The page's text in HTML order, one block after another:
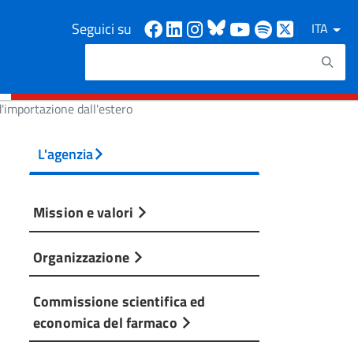
Seguici su Facebook
Linkedin
Instagram
Bluesky
Youtube
Spotify
ITA
Cerca
dall'estero
L'agenzia
Mission e valori
Organizzazione
Commissione scientifica ed
economica del farmaco